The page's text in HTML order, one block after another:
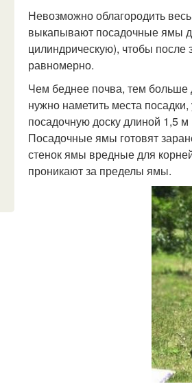
Невозможно облагородить
выкапывают посадочные ямы
цилиндрическую), чтобы после
равномерно.
Чем беднее почва, тем
нужно наметить места
посадочную доску длиной 1,5
Посадочные ямы готовят
стенок ямы вредные для
проникают за пределы ямы.